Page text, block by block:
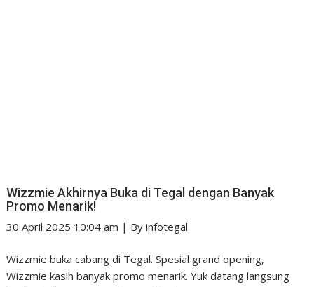
Wizzmie Akhirnya Buka di Tegal dengan Banyak
Promo Menarik!
30 April 2025 10:04 am | Byinfotegal
Wizzmie buka cabang di Tegal. Spesial grand opening,
Wizzmie kasih banyak promo menarik. Yuk datang langsung